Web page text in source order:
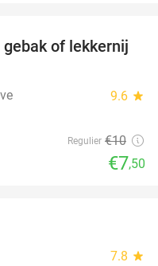
25%
of lekkernij
9.6 star
Regulier €10
€7,50
7.8 star